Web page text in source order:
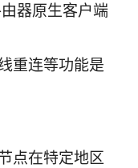
器原生客户端
重连等功能是
点在特定地区